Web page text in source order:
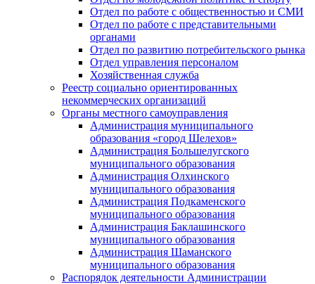
Отдел по работе с общественностью и СМИ
Отдел по работе с представительными
органами
Отдел по развитию потребительского рынка
Отдел управления персоналом
Хозяйственная служба
Реестр социально ориентированных
некоммерческих организаций
Органы местного самоуправления
Администрация муниципального
образования «город Шелехов»
Администрация Большелугского
муниципального образования
Администрация Олхинского
муниципального образования
Администрация Подкаменского
муниципального образования
Администрация Баклашинского
муниципального образования
Администрация Шаманского
муниципального образования
Распорядок деятельности Администрации